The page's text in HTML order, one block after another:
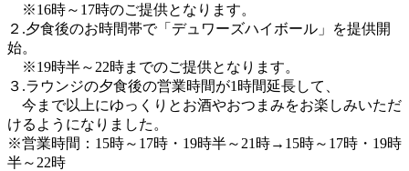
※16時～17時のご提供となります。
２.夕食後のお時間帯で「デュワーズハイボール」を提供開
始。
※19時半～22時までのご提供となります。
３.ラウンジの夕食後の営業時間が1時間延長して、
今まで以上にゆっくりとお酒やおつまみをお楽しみいただ
けるようになりました。
※営業時間：15時～17時・19時半～21時→15時～17時・19時
半～22時